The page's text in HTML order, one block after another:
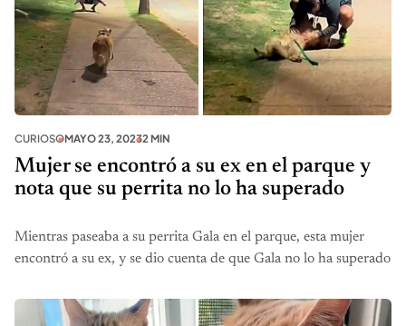
CURIOSOMAYO 23, 20232 MIN
Mujer se encontró a su ex en el parque y
nota que su perrita no lo ha superado
Mientras paseaba a su perrita Gala en el parque, esta mujer
encontró a su ex, y se dio cuenta de que Gala no lo ha superado